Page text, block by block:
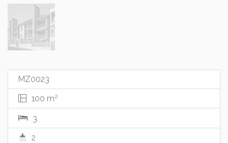
MZ0023
100 m2
3
2